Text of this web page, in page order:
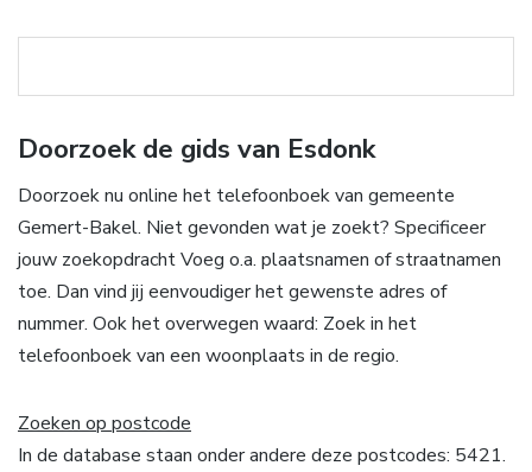
Doorzoek de gids van Esdonk
Doorzoek nu online het telefoonboek van gemeente
Gemert-Bakel. Niet gevonden wat je zoekt? Specificeer
jouw zoekopdracht Voeg o.a. plaatsnamen of straatnamen
toe. Dan vind jij eenvoudiger het gewenste adres of
nummer. Ook het overwegen waard: Zoek in het
telefoonboek van een woonplaats in de regio.
Zoeken op postcode
In de database staan onder andere deze postcodes: 5421.